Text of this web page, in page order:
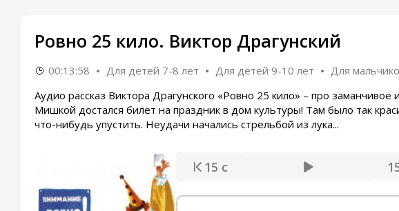
Ровно 25 кило. Виктор Драгунский
00:13:58 Для детей 7-8 лет Для детей 9-10 лет
Для
Аудио рассказ Виктора Драгунского «Ровно 25 кило» – про
Мишкой достался билет на праздник в дом культуры! Там было так
что-нибудь упустить. Неудачи начались стрельбой из лука...
15 с